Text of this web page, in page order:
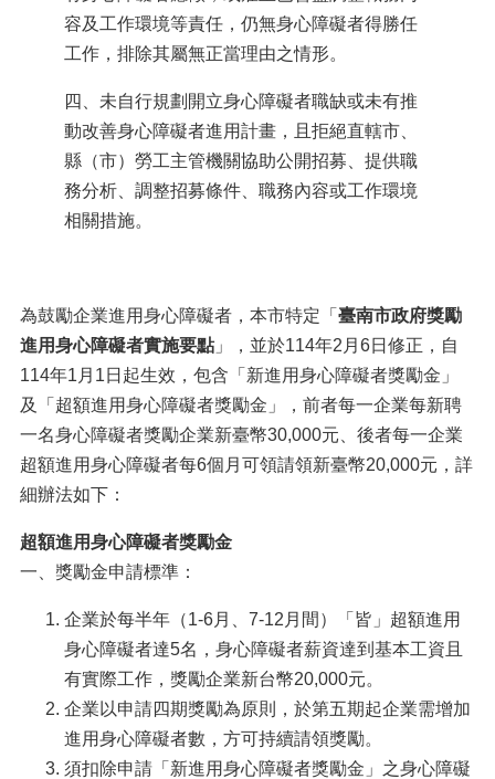
容及工作環境等責任，仍無身心障礙者得勝任
工作，排除其屬無正當理由之情形。
四、未自行規劃開立身心障礙者職缺或未有推
動改善身心障礙者進用計畫，且拒絕直轄市、
縣（市）勞工主管機關協助公開招募、提供職
務分析、調整招募條件、職務內容或工作環境
相關措施。
為鼓勵企業進用身心障礙者，本市特定「 臺南市政府獎勵
進用身心障礙者實施要點 」，並於114年2月6日修正，自
114年1月1日起生效，包含「新進用身心障礙者獎勵金」
及「超額進用身心障礙者獎勵金」，前者每一企業每新聘
一名身心障礙者獎勵企業新臺幣30,000元、後者每一企業
超額進用身心障礙者每6個月可領請領新臺幣20,000元，詳
細辦法如下：
超額進用身心障礙者獎勵金
一、獎勵金申請標準：
企業於每半年（1-6月、7-12月間）「皆」超額進用
身心障礙者達5名，身心障礙者薪資達到基本工資且
有實際工作，獎勵企業新台幣20,000元。
企業以申請四期獎勵為原則，於第五期起企業需增加
進用身心障礙者數，方可持續請領獎勵。
須扣除申請「新進用身心障礙者獎勵金」之身心障礙